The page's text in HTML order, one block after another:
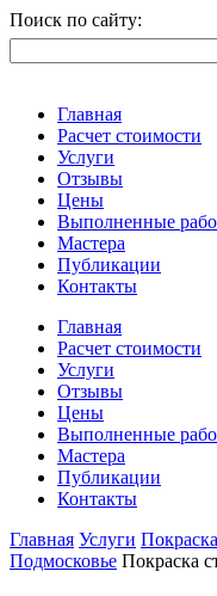
Поиск по сайту:
Главная
Расчет стоимости
Услуги
Отзывы
Цены
Выполненные
Мастера
Публикации
Контакты
Главная
Расчет стоимости
Услуги
Отзывы
Цены
Выполненные
Мастера
Публикации
Контакты
Главная Услуги
Подмосковье Покраска